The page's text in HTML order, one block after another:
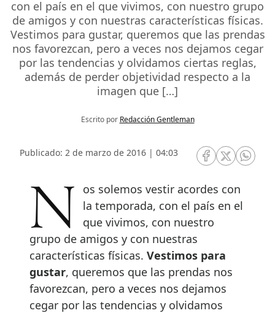
con el país en el que vivimos, con nuestro grupo
de amigos y con nuestras características físicas.
Vestimos para gustar, queremos que las prendas
nos favorezcan, pero a veces nos dejamos cegar
por las tendencias y olvidamos ciertas reglas,
además de perder objetividad respecto a la
imagen que […]
Escrito por Redacción Gentleman
Publicado: 2 de marzo de 2016 | 04:03
RRSS Facebook
RRSSRRSS
Nos solemos vestir acordes con
la temporada, con el país en el
que vivimos, con nuestro
grupo de amigos y con nuestras
características físicas. Vestimos para
gustar, queremos que las prendas nos
favorezcan, pero a veces nos dejamos
cegar por las tendencias y olvidamos